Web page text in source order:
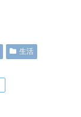
生活